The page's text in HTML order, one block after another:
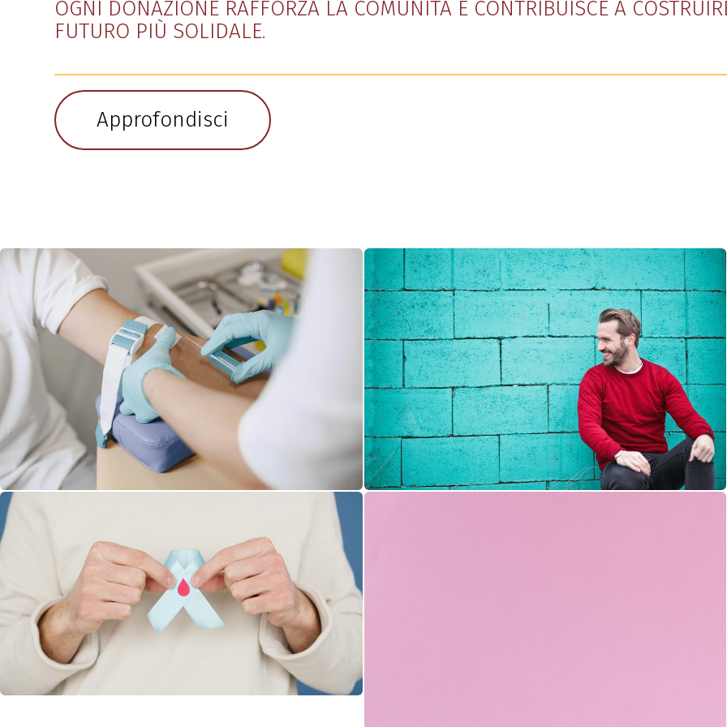
OGNI DONAZIONE RAFFORZA LA COMUNITÀ E CONTRIBUISCE A
FUTURO PIÙ SOLIDALE.
Approfondisci